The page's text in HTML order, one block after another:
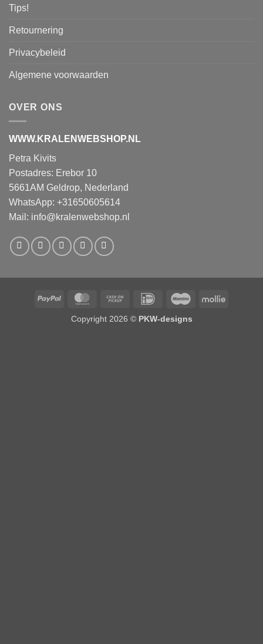
Tips!
Retournering
Privacybeleid
Algemene voorwaarden
OVER ONS
WWW.KRALENWEBSHOP.NL
Petra Kivits
Postadres: Erebor 10
5661AM Geldrop, Nederland
WhatsApp: +31650605614
Mail: info@kralenwebshop.nl
PayPal MasterCardCash
Pickup
IDeal Maestro Mollie
Copyright 2026 © PKW-designs